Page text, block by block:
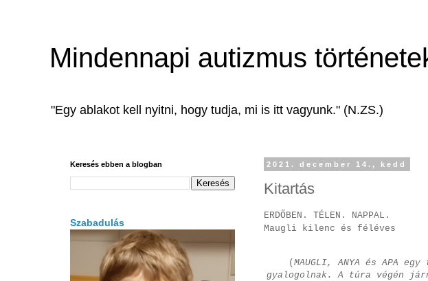
Mindennapi autizmus
"Egy ablakot kell nyitni, hogy tudja, mi is itt vagyunk." (N.ZS.)
2021. december 14., kedd
Kitartás
ERDŐBEN. TÉLEN. NAPPAL.
Maugli kilenc és féléves
( MAUGLI, ANYA és APA
gyalogolnak. A túra végén
Keresés ebben a blogban
Szabadulás